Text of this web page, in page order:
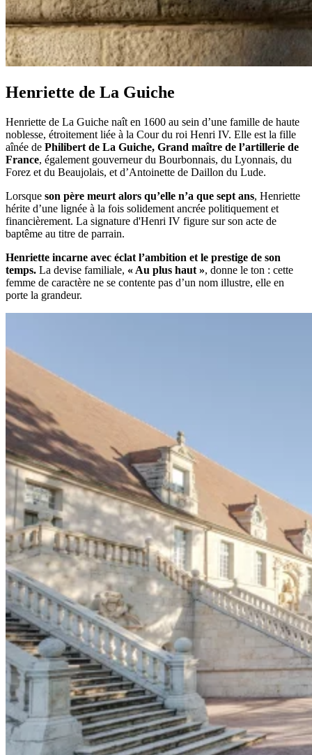
Henriette de La Guiche
Henriette de La Guiche naît en 1600 au sein d’une famille de haute
noblesse, étroitement liée à la Cour du roi Henri IV. Elle est la fille
aînée de Philibert de La Guiche, Grand maître de l’artillerie de
France, également gouverneur du Bourbonnais, du Lyonnais, du
Forez et du Beaujolais, et d’Antoinette de Daillon du Lude.
Lorsque son père meurt alors qu’elle n’a que sept ans, Henriette
hérite d’une lignée à la fois solidement ancrée politiquement et
financièrement. La signature d'Henri IV figure sur son acte de
baptême au titre de parrain.
Henriette incarne avec éclat l’ambition et le prestige de son
temps. La devise familiale, « Au plus haut », donne le ton : cette
femme de caractère ne se contente pas d’un nom illustre, elle en
porte la grandeur.